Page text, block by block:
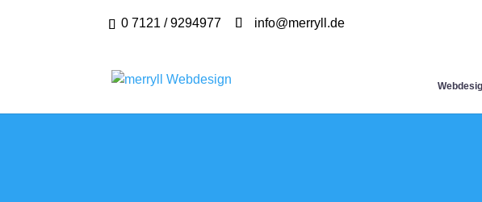
0 7121 / 9294977 info@merryll.de